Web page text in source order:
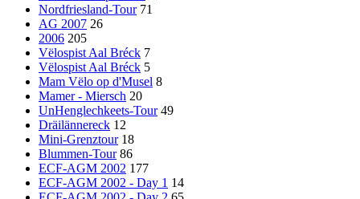
Nordfriesland-Tour 71
AG 2007 26
2006 205
Vëlospist Aal Bréck 7
Vëlospist Aal Bréck 5
Mam Vëlo op d'Musel 8
Mamer - Miersch 20
UnHenglechkeets-Tour 49
Dräilännereck 12
Mini-Grenztour 18
Blummen-Tour 86
ECF-AGM 2002 177
ECF-AGM 2002 - Day 1 14